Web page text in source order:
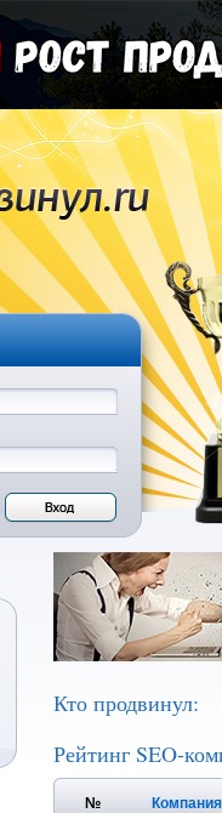
Кто продвинул:
Рейтинг SEO-
№